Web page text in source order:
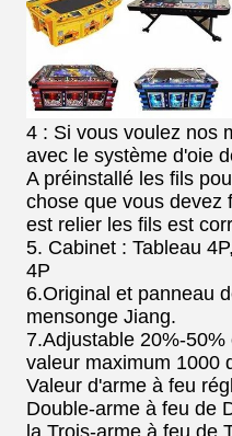
4 : Si vous voulez nos
avec le système d'oie
A préinstallé les fils
chose que vous devez
est relier les fils est
5. Cabinet : Tableau
4P
6.Original et panneau
mensonge Jiang.
7.Adjustable 20%-
valeur maximum 1000
Valeur d'arme à feu
Double-arme à feu de
la Trois-arme à feu de